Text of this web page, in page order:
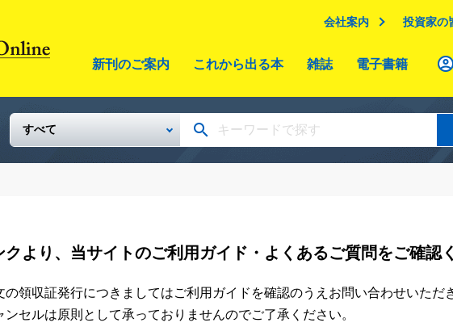
会社案内 投資家の
新刊のご案内 これから出る本 雑誌 電子書籍
クより、当サイトのご利用ガイド・よくあるご質問をご確認
領収証発行につきましてはご利用ガイドを確認のうえお問い合わせいただ
セルは原則として承っておりませんのでご了承ください。